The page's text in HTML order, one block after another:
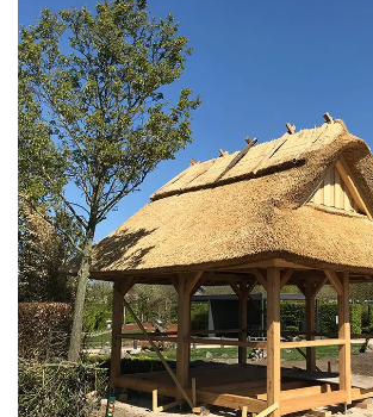
Holzbau
Blecharbeiten
Jobs
Kontakt